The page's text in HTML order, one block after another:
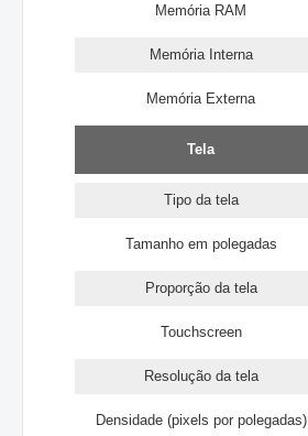
Memória RAM
Memória Interna
Memória Externa
Tela
Tipo da tela
Tamanho em polegadas
Proporção da tela
Touchscreen
Resolução da tela
Densidade (pixels por polegadas)